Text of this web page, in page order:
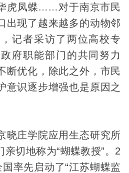
虎凤蝶……对于南京市民
出现了越来越多的动物邻
记者采访了两位高校专
府职能部门的共同努力
断优化，除此之外，市民
意识逐步增强也是原因之
晓庄学院应用生态研究所
亲切地称为“蝴蝶教授”。2
率先启动了“江苏蝴蝶监